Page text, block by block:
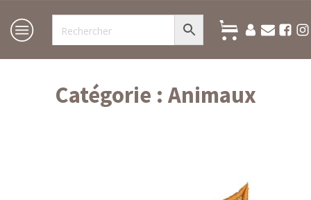
Catégorie : Animaux